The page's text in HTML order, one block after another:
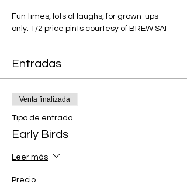
Fun times, lots of laughs, for grown-ups
only. 1/2 price pints courtesy of BREW SA!
Entradas
Venta finalizada
Tipo de entrada
Early Birds
Leer más
Precio